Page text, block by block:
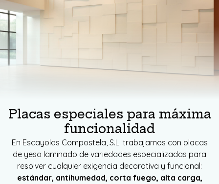
Placas especiales para máxima
funcionalidad
En Escayolas Compostela, S.L. trabajamos con placas
de yeso laminado de variedades especializadas para
resolver cualquier exigencia decorativa y funcional:
estándar, antihumedad, corta fuego, alta carga,